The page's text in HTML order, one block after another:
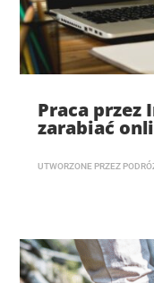
Praca
zarabiać
UTWORZONE PRZEZ